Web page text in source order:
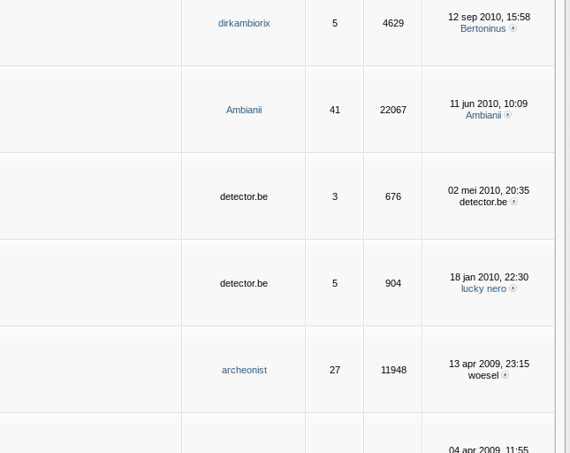
dirkambiorix 5 4629
12 sep 2010, 15:58
Bertoninus
Ambianii 41 22067
11 jun 2010, 10:09
Ambianii
detector.be 3 676
02 mei 2010, 20:35
detector.be
detector.be 5 904
18 jan 2010, 22:30
lucky nero
archeonist 27 11948
13 apr 2009, 23:15
woesel
04 apr 2009, 11:55